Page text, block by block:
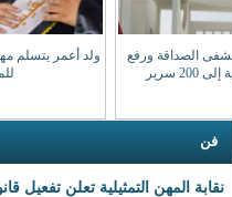
ولد أعمر يتسلم مهامه نقيبا للهيئة الوطنية
تعلن تفعيل قانون